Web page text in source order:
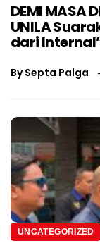
DEMI MASA
UNILA
dari
BySepta Palga
UNCATEGORIZED